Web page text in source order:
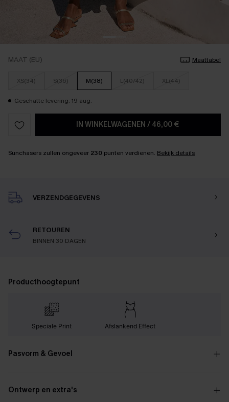
MAAT (EU) Maattabel
XS(34) S(36) M(38) L(40/42) XL(44)
Geschatte levering: 19 aug.
IN WINKELWAGENEN / 46,00 €
Sunchasers zullen ongeveer 230 punten verdienen. Bekijk details
VERZENDGEGEVENS
RETOUREN
BINNEN 30 DAGEN
Producthoogtepunt
Speciale Print Afslankend Effect
Pasvorm & Gevoel
Ontwerp en extra's